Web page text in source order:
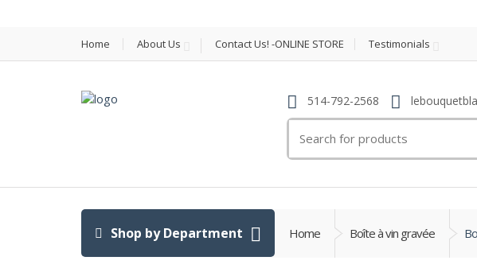
Home About Us Contact Us! -ONLINE STORE Testimonials
514-792-2568
for:
Shop by Department Home Boîte à vin gravée